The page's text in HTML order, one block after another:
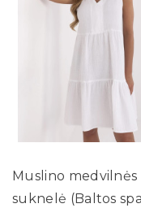
Muslino medvilnės
suknelė (Baltos